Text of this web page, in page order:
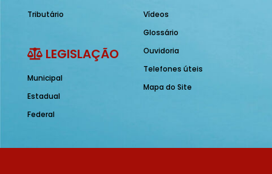
Tributário
LEGISLAÇÃO
Municipal
Estadual
Federal
Vídeos
Glossário
Ouvidoria
Telefones úteis
Mapa do Site